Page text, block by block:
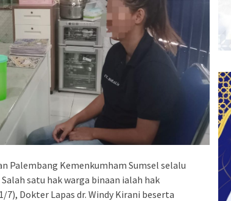
Palembang Kemenkumham Sumsel selalu
satu hak warga binaan ialah hak
Dokter Lapas dr. Windy Kirani beserta